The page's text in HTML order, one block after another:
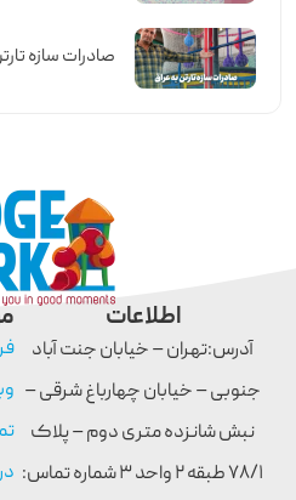
صادرات سازه
اطلاعات
آدرس:تهران – خیابان جنت آباد
جنوبی – خیابان چهارباغ شرقی –
نبش شانزده متری دوم – پلاک
۷۸/۱ طبقه ۲ واحد ۳ شماره تماس: